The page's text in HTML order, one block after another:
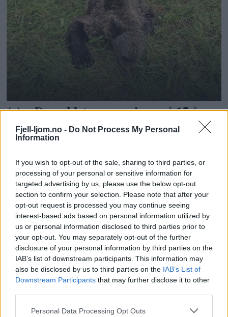
Fjell-ljom.no - Do Not Process My Personal
Information
If you wish to opt-out of the sale, sharing to third parties, or
processing of your personal or sensitive information for
targeted advertising by us, please use the below opt-out
section to confirm your selection. Please note that after your
opt-out request is processed you may continue seeing
interest-based ads based on personal information utilized by
us or personal information disclosed to third parties prior to
your opt-out. You may separately opt-out of the further
disclosure of your personal information by third parties on the
IAB’s list of downstream participants. This information may
also be disclosed by us to third parties on the IAB’s List of
Downstream Participants that may further disclose it to other
Personal Data Processing Opt Outs